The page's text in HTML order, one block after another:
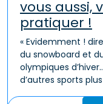
vous aussi,
pratiquer !
« Evidemment !
du snowboard et
olympiques
d’autres sports plus